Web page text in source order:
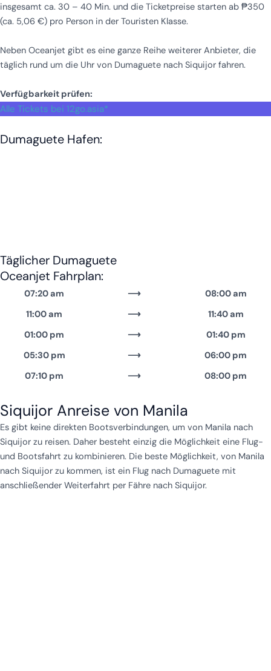
insgesamt ca. 30 – 40 Min. und die Ticketpreise starten ab ₱350
(ca. 5,06 €) pro Person in der Touristen Klasse.
Neben Oceanjet gibt es eine ganze Reihe weiterer Anbieter, die
täglich rund um die Uhr von Dumaguete nach Siquijor fahren.
Verfügbarkeit prüfen:
Alle Tickets bei 12go.asia*
Dumaguete Hafen:
Täglicher Dumaguete
Oceanjet Fahrplan:
07:20 am ⟶
08:00 am
11:00 am
⟶
11:40 am
01:00 pm
⟶
01:40 pm
05:30 pm
⟶
06:00 pm
07:10 pm
⟶ 08:00 pm
Siquijor Anreise von Manila
Es gibt keine direkten Bootsverbindungen, um von Manila nach
Siquijor zu reisen. Daher besteht einzig die Möglichkeit eine Flug-
und Bootsfahrt zu kombinieren. Die beste Möglichkeit, von Manila
nach Siquijor zu kommen, ist ein Flug nach Dumaguete mit
anschließender Weiterfahrt per Fähre nach Siquijor.